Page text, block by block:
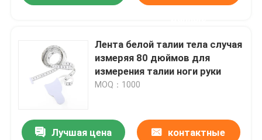
Лента белой талии тела случая
измеряя 80 дюймов для
измерения талии ноги руки
MOQ：1000
Лучшая цена контактные